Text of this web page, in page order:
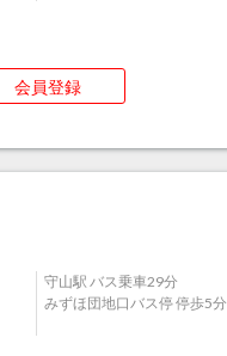
会員登録
守山駅 バス乗車29分
みずほ団地口バス停 停歩5分